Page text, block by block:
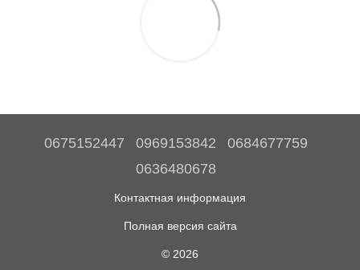
0675152447 0969153842
0684677759
0636480678
Контактная информация
Полная версия сайта
© 2026